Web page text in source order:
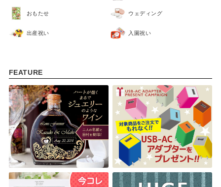
おもたせ ウェディング
出産祝い 入園祝い
FEATURE